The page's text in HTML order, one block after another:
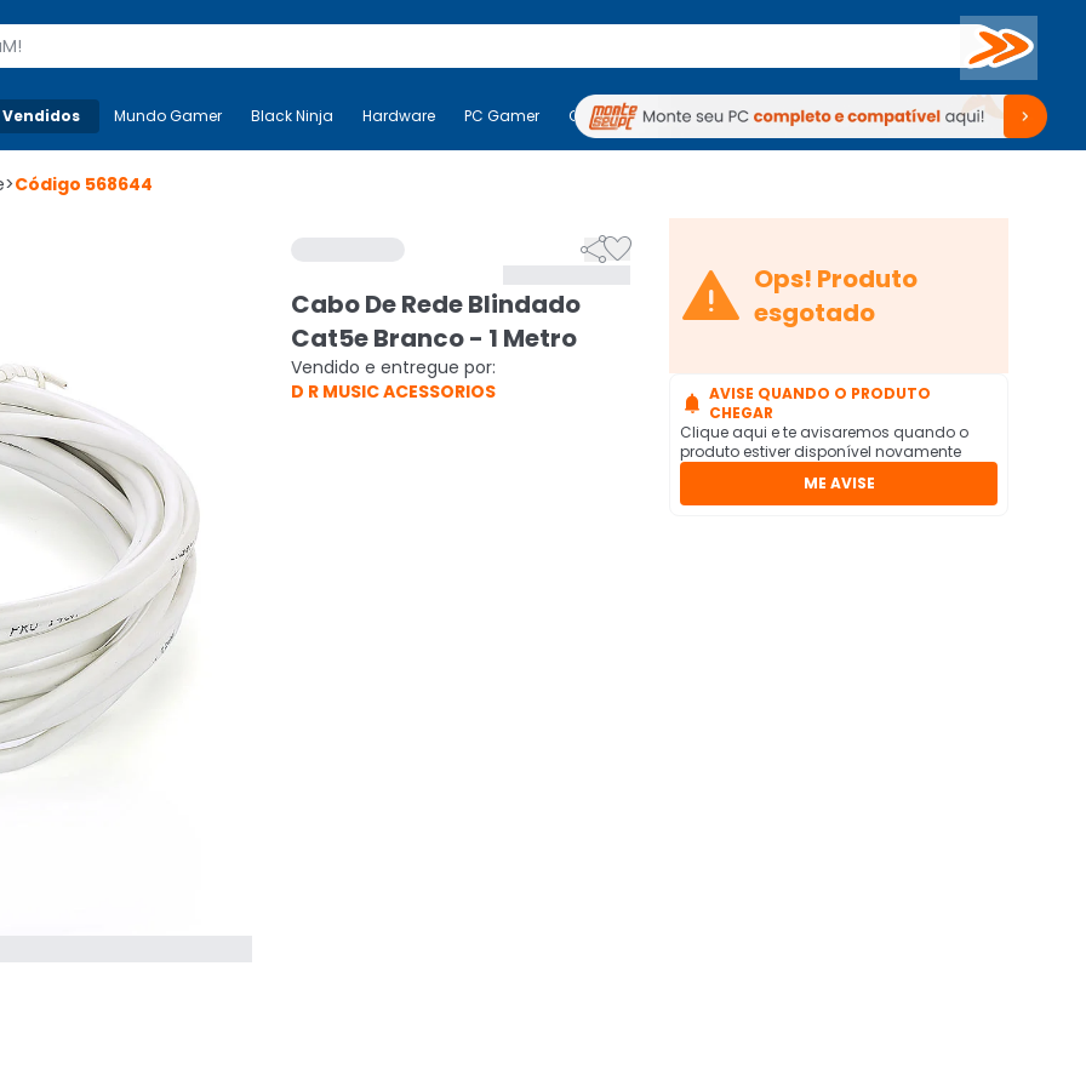
Buscar
Mais-v- Mundo Gamer Black Ninja Hardware PC Gamer Computadores Periféricos TV Venda no KaBuM!
Mundo Gamer Black Ninja Hardware PC Gamer Computadores Periféricos TV Venda no KaBuM!
>Código 568644

Cabo De Rede Blindado
Cat5e Branco - 1 Metro
Vendido e entregue por:
D R MUSIC ACESSORIOS
 Ops! Produto
esgotado
 AVISE QUANDO O PRODUTO
CHEGAR
Clique aqui e te avisaremos quando o
produto estiver disponível novamente
ME AVISE